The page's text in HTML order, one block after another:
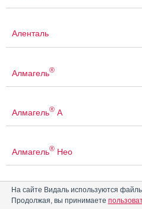
Аленталь
Алмагель®
Алмагель® А
Алмагель® Нео
Алоэ сироп с железом
На сайте Видаль используются
Продолжая, вы принимаете